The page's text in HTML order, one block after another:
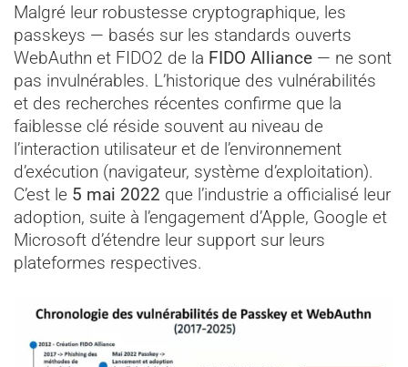
Malgré leur robustesse cryptographique, les
passkeys — basés sur les standards ouverts
WebAuthn et FIDO2 de la FIDO Alliance — ne sont
pas invulnérables. L’historique des vulnérabilités
et des recherches récentes confirme que la
faiblesse clé réside souvent au niveau de
l’interaction utilisateur et de l’environnement
d’exécution (navigateur, système d’exploitation).
C’est le 5 mai 2022 que l’industrie a officialisé leur
adoption, suite à l’engagement d’Apple, Google et
Microsoft d’étendre leur support sur leurs
plateformes respectives.